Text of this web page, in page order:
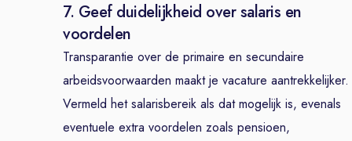
7. Geef duidelijkheid over salaris en
voordelen
Transparantie over de primaire en secundaire
arbeidsvoorwaarden maakt je vacature aantrekkelijker.
Vermeld het salarisbereik als dat mogelijk is, evenals
eventuele extra voordelen zoals pensioen,